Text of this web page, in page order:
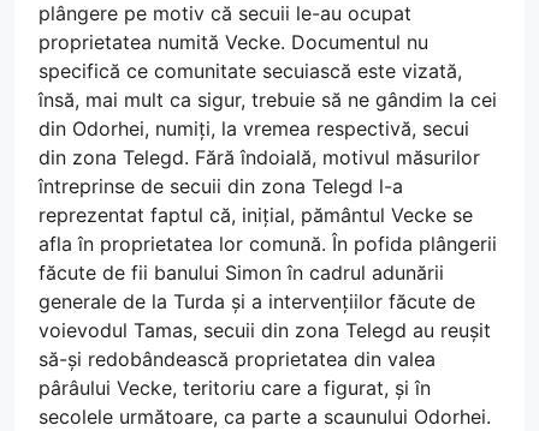
plângere pe motiv că secuii le-au ocupat
proprietatea numită Vecke. Documentul nu
specifică ce comunitate secuiască este vizată,
însă, mai mult ca sigur, trebuie să ne gândim la cei
din Odorhei, numiți, la vremea respectivă, secui
din zona Telegd. Fără îndoială, motivul măsurilor
întreprinse de secuii din zona Telegd l-a
reprezentat faptul că, inițial, pământul Vecke se
afla în proprietatea lor comună. În pofida plângerii
făcute de fii banului Simon în cadrul adunării
generale de la Turda și a intervențiilor făcute de
voievodul Tamas, secuii din zona Telegd au reușit
să-și redobândească proprietatea din valea
pârâului Vecke, teritoriu care a figurat, și în
secolele următoare, ca parte a scaunului Odorhei.